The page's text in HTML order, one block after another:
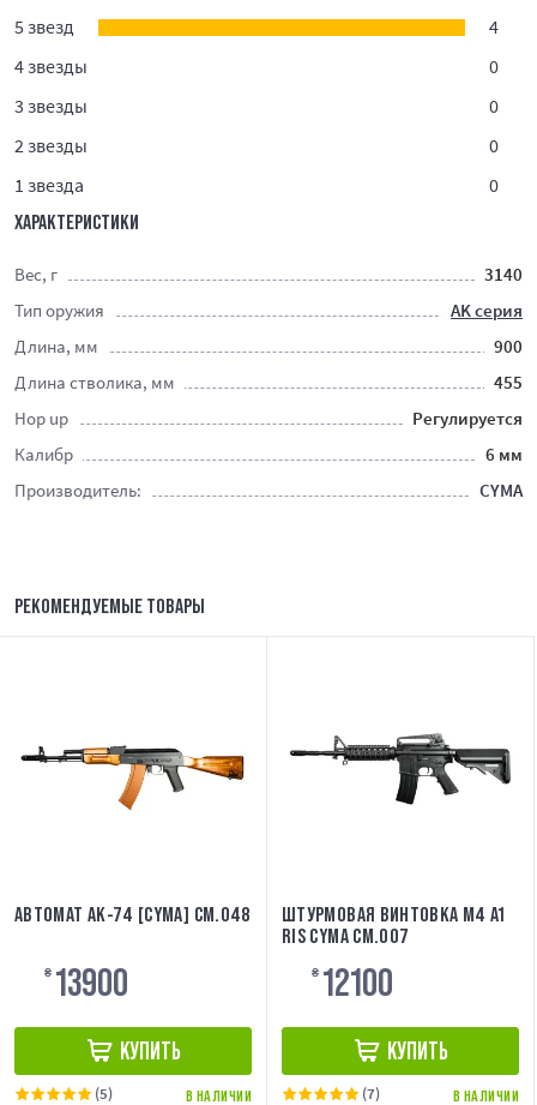
5 звезд
4
4 звезды
0
3 звезды
0
2 звезды
0
1 звезда
0
ХАРАКТЕРИСТИКИ
Вес, г
3140
Тип оружия
AK серия
Длина, мм
900
Длина стволика, мм
455
Hop up
Регулируется
Калибр
6 мм
Производитель:
CYMA
РЕКОМЕНДУЕМЫЕ ТОВАРЫ
АВТОМАТ АК-74 [CYMA] CM.048
₴ 13900
КУПИТЬ
В НАЛИЧИИ
(5)
ШТУРМОВАЯ ВИНТОВКА M4 A1
RIS CYMA CM.007
₴ 12100
КУПИТЬ
В НАЛИЧИИ
(7)